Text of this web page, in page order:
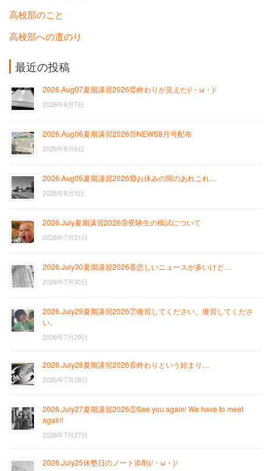
高校部のこと
高校部への道のり
最近の投稿
2026.Aug07夏期講習2026⑫終わりが見えた(/・ω・)/
2026年8月7日
2026.Aug06夏期講習2026⑪NEWS8月号配布
2026年8月6日
2026.Aug05夏期講習2026⑩お休みの間のあれこれ…
2026年8月5日
2026.July夏期講習2026⑨受験生の模試について
2026年7月31日
2026.July30夏期講習2026⑧悲しいニュースが多いけど…
2026年7月30日
2026.July29夏期講習2026⑦復習してください。復習してくださ
い。
2026年7月29日
2026.July28夏期講習2026⑥終わりという始まり…
2026年7月28日
2026.July27夏期講習2026⑤See you again! We have to meet
again!
2026年7月27日
2026.July25休塾日のノート添削(/・ω・)/